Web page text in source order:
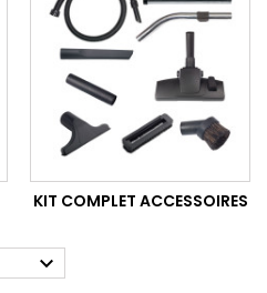
KIT COMPLET ACCESSOIRES
